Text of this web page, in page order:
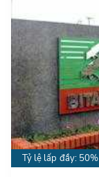
Tỷ lệ lấp đầy: 50%